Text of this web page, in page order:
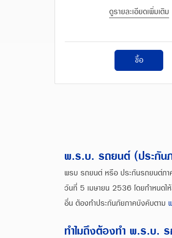
ดูรายละเอียดเพิ่มเติม
ซื้อ
พ.ร.บ. รถยนต์ (ประกัน
พรบ รถยนต์ หรือ ประกันรถยนต์ภ
วันที่ 5 เมษายน 2536 โดยกำหนด
อื่น ต้องทำประกันภัยภาคบังคับตาม
ทำไมถึงต้องทำ พ.ร.บ.